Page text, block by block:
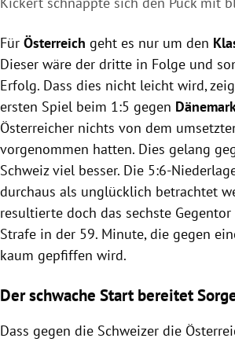
Für Österreich geht es nur um den
Dieser wäre der dritte in Folge und
Erfolg. Dass dies nicht leicht wird,
ersten Spiel beim 1:5 gegen
Österreicher nichts von dem
vorgenommen hatten. Dies gelang
Schweiz viel besser. Die 5:6-
durchaus als unglücklich betrachtet
resultierte doch das sechste
Strafe in der 59. Minute, die gegen
kaum gepfiffen wird.
Der schwache Start bereitet
Dass gegen die Schweizer die